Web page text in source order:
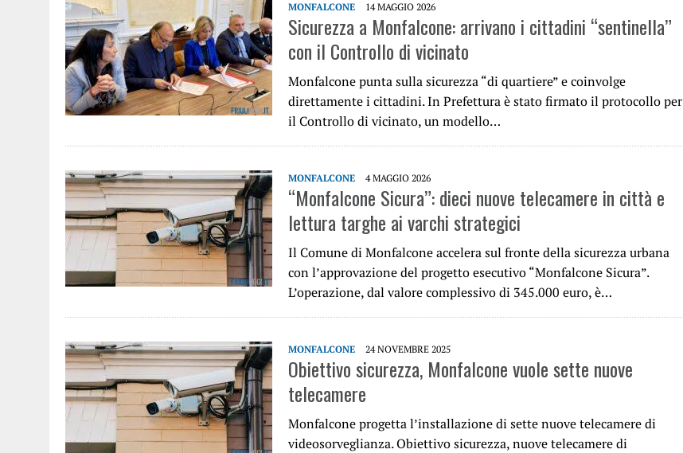
MONFALCONE 14 MAGGIO 2026
Sicurezza a Monfalcone: arrivano i cittadini “sentinella”
con il Controllo di vicinato
Monfalcone punta sulla sicurezza “di quartiere” e coinvolge
direttamente i cittadini. In Prefettura è stato firmato il protocollo per
il Controllo di vicinato, un modello…
MONFALCONE 4 MAGGIO 2026
“Monfalcone Sicura”: dieci nuove telecamere in città e
lettura targhe ai varchi strategici
Il Comune di Monfalcone accelera sul fronte della sicurezza urbana
con l’approvazione del progetto esecutivo “Monfalcone Sicura”.
L’operazione, dal valore complessivo di 345.000 euro, è…
MONFALCONE 24 NOVEMBRE 2025
Obiettivo sicurezza, Monfalcone vuole sette nuove
telecamere
Monfalcone progetta l’installazione di sette nuove telecamere di
videosorveglianza. Obiettivo sicurezza, nuove telecamere di